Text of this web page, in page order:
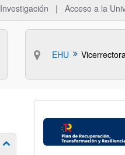
Investigación Acceso a la
EHU
Mostrar/ocultar subpáginas